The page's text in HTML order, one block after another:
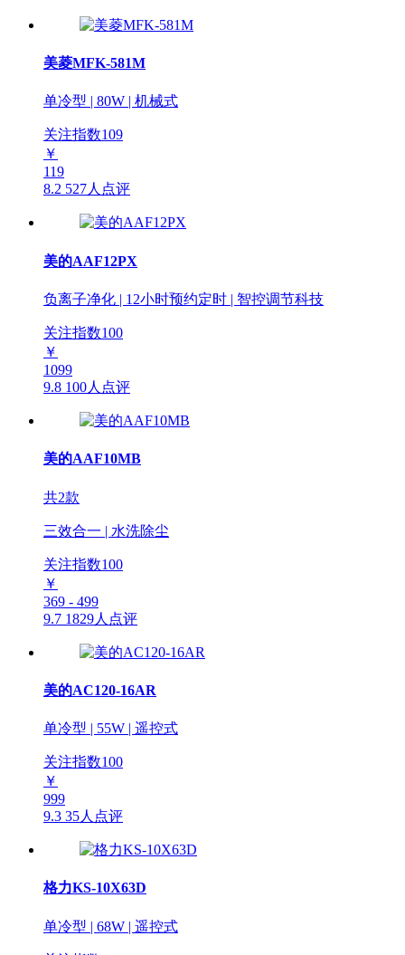
美菱MFK-581M
单冷型 | 80W | 机械式
关注指数109
￥
119
8.2 527人点评
美的AAF12PX
负离子净化 | 12小时预约定时 | 智控调节科技
关注指数100
￥
1099
9.8 100人点评
美的AAF10MB
共2款
三效合一 | 水洗除尘
关注指数100
￥
369 - 499
9.7 1829人点评
美的AC120-16AR
单冷型 | 55W | 遥控式
关注指数100
￥
999
9.3 35人点评
格力KS-10X63D
单冷型 | 68W | 遥控式